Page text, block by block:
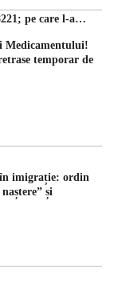
pe care l-a
Medicamentului!
temporar de
imigrație: ordin
și